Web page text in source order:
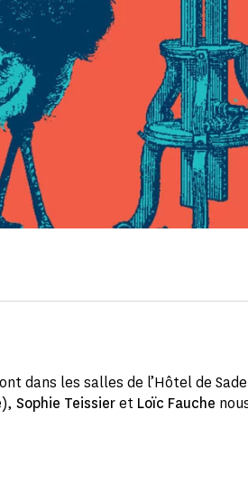
dans les salles de l’Hôtel de Sade
Sophie Teissieret Loïc Fauche